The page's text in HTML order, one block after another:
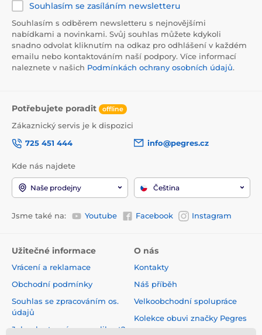
Souhlasím se zasíláním newsletteru
Souhlasím s odběrem newsletteru s nejnovějšími
nabídkami a novinkami. Svůj souhlas můžete kdykoli
snadno odvolat kliknutím na odkaz pro odhlášení v každém
emailu nebo kontaktováním naší podpory. Více informací
naleznete v našich Podmínkách ochrany osobních údajů.
Potřebujete poradit offline
Zákaznický servis je k dispozici
725 451 444
info@pegres.cz
Kde nás najdete
Naše prodejny Čeština
Jsme také na: Youtube Facebook Instagram
Užitečné informace
Vrácení a reklamace
Obchodní podmínky
Souhlas se zpracováním os.
údajů
Jak vybrat správnou velikost?
O nás
Kontakty
Náš příběh
Velkoobchodní spolupráce
Kolekce obuvi značky Pegres